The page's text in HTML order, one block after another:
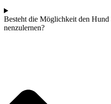
Besteht die Mög­lich­keit den
nen­zu­ler­nen?